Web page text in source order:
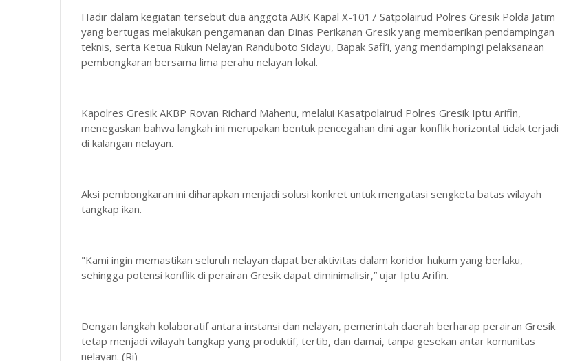
Hadir dalam kegiatan tersebut dua anggota ABK Kapal X-1017 Satpolairud Polres Gresik Polda Jatim
yang bertugas melakukan pengamanan dan Dinas Perikanan Gresik yang memberikan pendampingan
teknis, serta Ketua Rukun Nelayan Randuboto Sidayu, Bapak Safi’i, yang mendampingi pelaksanaan
pembongkaran bersama lima perahu nelayan lokal.
Kapolres Gresik AKBP Rovan Richard Mahenu, melalui Kasatpolairud Polres Gresik Iptu Arifin,
menegaskan bahwa langkah ini merupakan bentuk pencegahan dini agar konflik horizontal tidak terjadi
di kalangan nelayan.
Aksi pembongkaran ini diharapkan menjadi solusi konkret untuk mengatasi sengketa batas wilayah
tangkap ikan.
"Kami ingin memastikan seluruh nelayan dapat beraktivitas dalam koridor hukum yang berlaku,
sehingga potensi konflik di perairan Gresik dapat diminimalisir,” ujar Iptu Arifin.
Dengan langkah kolaboratif antara instansi dan nelayan, pemerintah daerah berharap perairan Gresik
tetap menjadi wilayah tangkap yang produktif, tertib, dan damai, tanpa gesekan antar komunitas
nelayan. (Ri)